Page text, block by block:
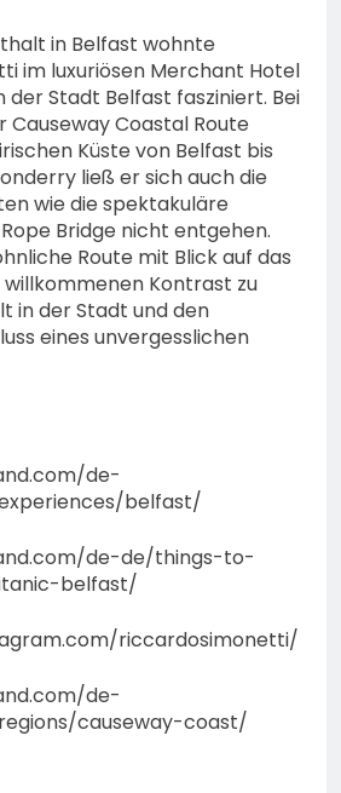
in Belfast wohnte
im luxuriösen Merchant Hotel
der Stadt Belfast fasziniert. Bei
Causeway Coastal Route
Küste von Belfast bis
ließ er sich auch die
wie die spektakuläre
Bridge nicht entgehen.
Route mit Blick auf das
Kontrast zu
in der Stadt und den
eines unvergesslichen
de-
belfast/
de-de/things-to-
belfast/
riccardosimonetti/
de-
causeway-coast/